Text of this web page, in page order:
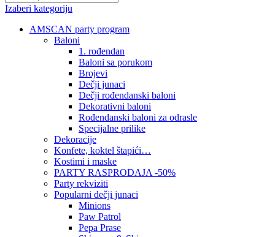
Izaberi kategoriju
AMSCAN party program
Baloni
1. rođendan
Baloni sa porukom
Brojevi
Dečji junaci
Dečji rođendanski baloni
Dekorativni baloni
Rođendanski baloni za odrasle
Specijalne prilike
Dekoracije
Konfete, koktel štapići…
Kostimi i maske
PARTY RASPRODAJA -50%
Party rekviziti
Popularni dečji junaci
Minions
Paw Patrol
Pepa Prase